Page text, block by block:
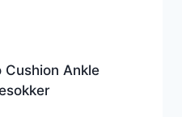
Cushion Ankle